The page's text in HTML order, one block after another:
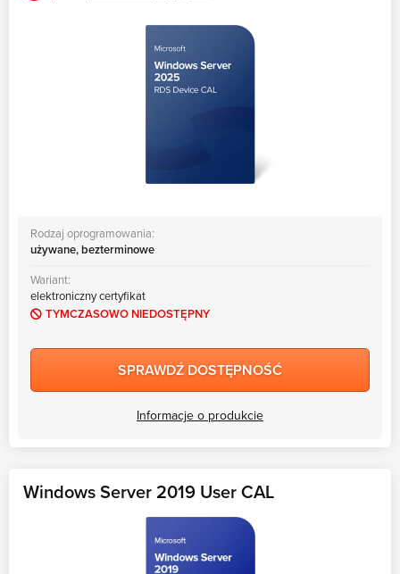
Rodzaj oprogramowania:
używane, bezterminowe
Wariant:
elektroniczny certyfikat
TYMCZASOWO NIEDOSTĘPNY
SPRAWDŹ DOSTĘPNOŚĆ
Informacje o produkcie
Windows Server 2019 User CAL